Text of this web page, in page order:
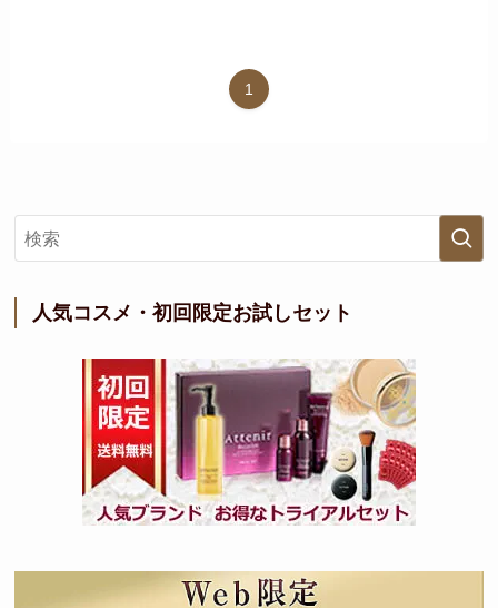
1
人気コスメ・初回限定お試しセット